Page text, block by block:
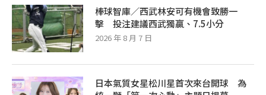
棒球智庫／西武林安可有機會致勝一
擊 投注建議西武獨贏、7.5小分
2026 年 8 月 7 日
日本氣質女星松川星首次來台開球 為